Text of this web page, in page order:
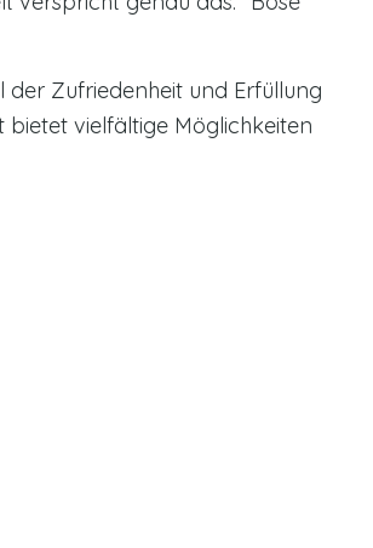
Zufriedenheit und Erfüllung
vielfältige Möglichkeiten